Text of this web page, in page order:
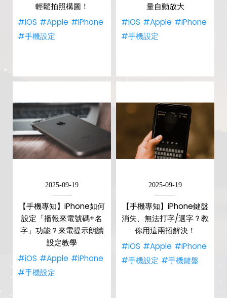
輕鬆拍照構圖！
#iOS #Apple #iPhone
#手機設定
量自動放大
#iOS #Apple #iPhone
#手機設定
2025-09-19
【手機專知】iPhone如何
設定「播報來電號碼+名
字」功能？來電提示朗讀
設定教學
#iOS #Apple #iPhone
#手機設定
2025-09-19
【手機專知】iPhone鍵盤
消失、無法打字/選字？教
你用這兩招解決！
#iOS #Apple #iPhone
#手機設定 #手機鍵盤